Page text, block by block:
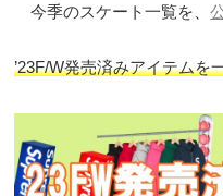
今季のスケート一覧を、
’23F/W発売済みアイテムを